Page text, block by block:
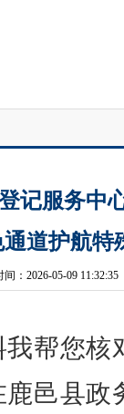
记服务中
道护航特
间：2026-05-09 11:32:35
帮您核
邑县政